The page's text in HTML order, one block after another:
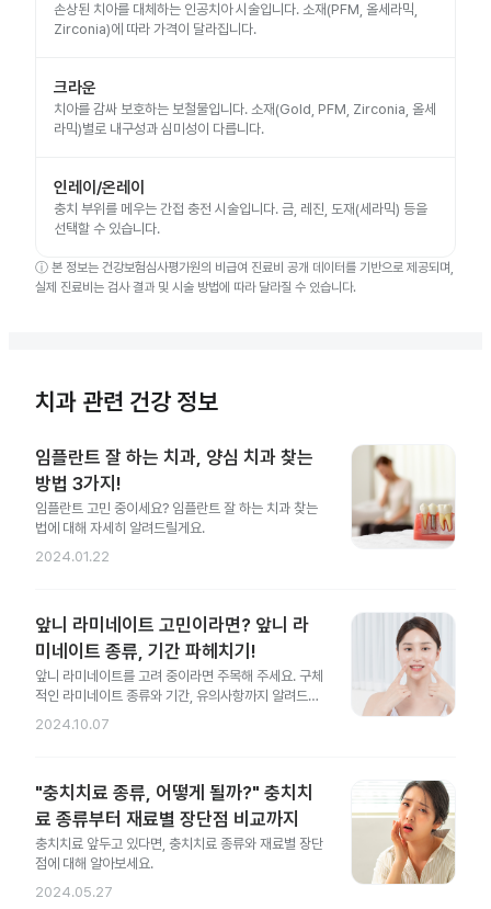
손상된 치아를 대체하는 인공치아 시술입니다. 소재(PFM, 올세라믹,
Zirconia)에 따라 가격이 달라집니다.
크라운
치아를 감싸 보호하는 보철물입니다. 소재(Gold, PFM, Zirconia, 올세
라믹)별로 내구성과 심미성이 다릅니다.
인레이/온레이
충치 부위를 메우는 간접 충전 시술입니다. 금, 레진, 도재(세라믹) 등을
선택할 수 있습니다.
ⓘ 본 정보는 건강보험심사평가원의 비급여 진료비 공개 데이터를 기반으로 제공되며,
실제 진료비는 검사 결과 및 시술 방법에 따라 달라질 수 있습니다.
치과 관련 건강 정보
임플란트 잘 하는 치과, 양심 치과 찾는
방법 3가지!
임플란트 고민 중이세요? 임플란트 잘 하는 치과 찾는
법에 대해 자세히 알려드릴게요.
2024.01.22
앞니 라미네이트 고민이라면? 앞니 라
미네이트 종류, 기간 파헤치기!
앞니 라미네이트를 고려 중이라면 주목해 주세요. 구체
적인 라미네이트 종류와 기간, 유의사항까지 알려드릴
게요.
2024.10.07
"충치치료 종류, 어떻게 될까?" 충치치
료 종류부터 재료별 장단점 비교까지
충치치료 앞두고 있다면, 충치치료 종류와 재료별 장단
점에 대해 알아보세요.
2024.05.27